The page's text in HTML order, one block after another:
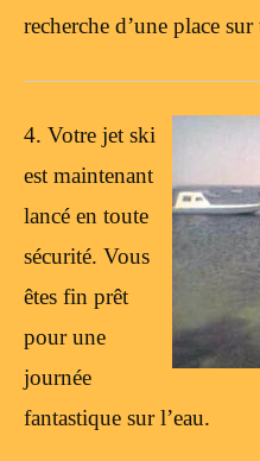
recherche d’une place
4. Votre jet ski
est maintenant
lancé en toute
sécurité. Vous
êtes fin prêt
pour une
journée
fantastique sur l’eau.